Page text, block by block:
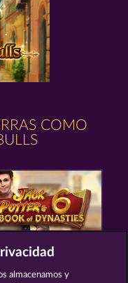
COMO
almacenamos y